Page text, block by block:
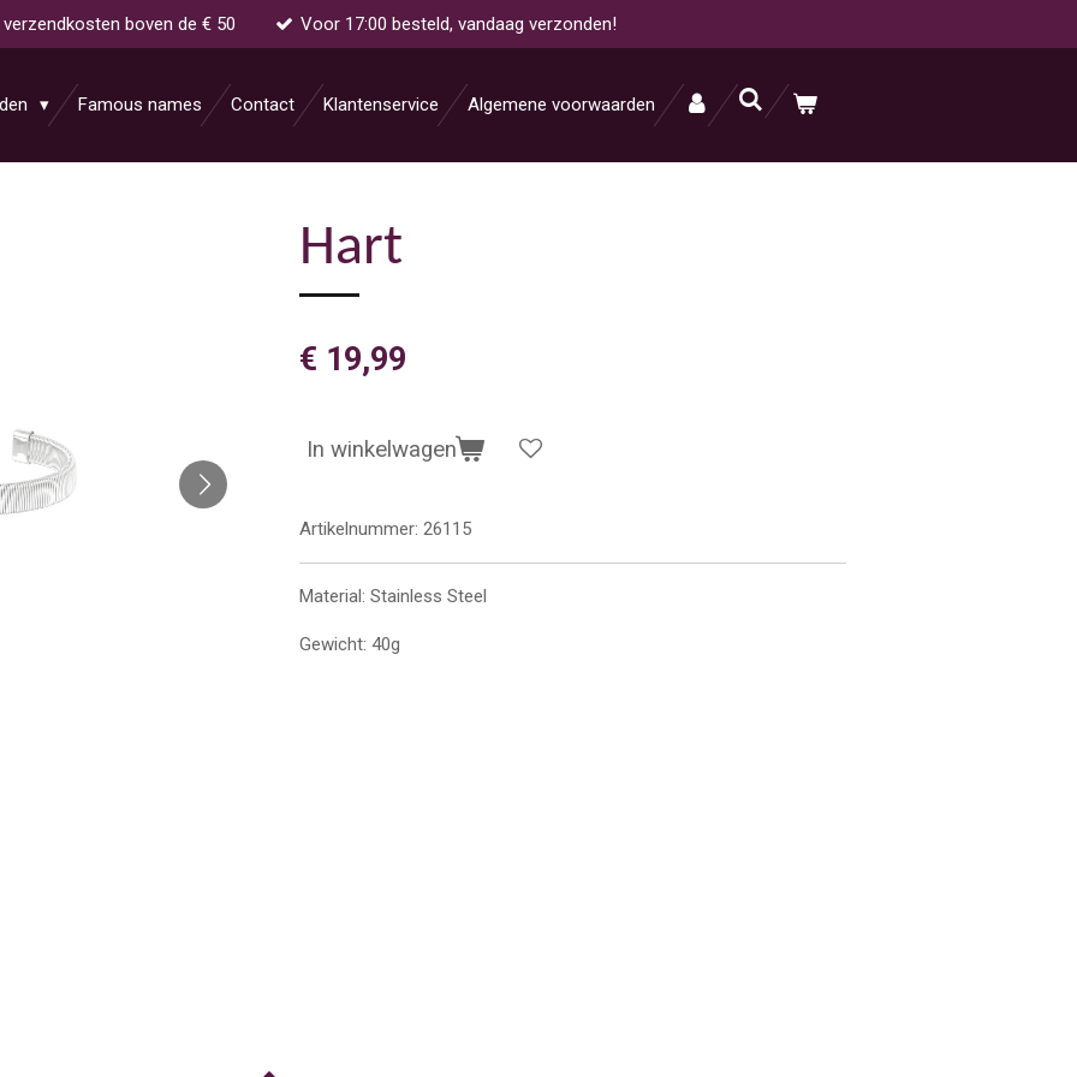
boven de € 50 Voor 17:00 besteld, vandaag verzonden!
Famous names Contact Klantenservice Algemene voorwaarden
Hart
€ 19,99
In winkelwagen
Artikelnummer: 26115
Material: Stainless Steel
Gewicht: 40g